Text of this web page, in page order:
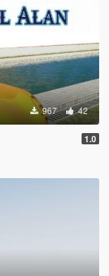
967 42
1.0